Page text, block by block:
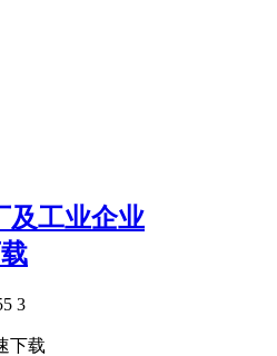
及工业企业
3
下载